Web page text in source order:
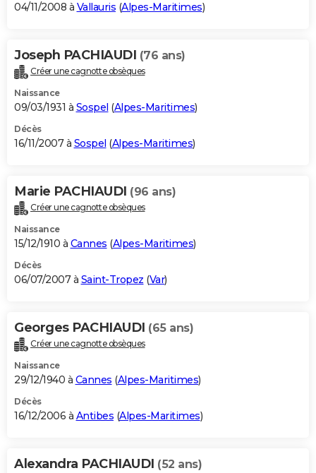
04/11/2008 à Vallauris (Alpes-Maritimes)
Joseph PACHIAUDI (76 ans)
Créer une cagnotte obsèques
Naissance
09/03/1931 à Sospel (Alpes-Maritimes)
Décès
16/11/2007 à Sospel (Alpes-Maritimes)
Marie PACHIAUDI (96 ans)
Créer une cagnotte obsèques
Naissance
15/12/1910 à Cannes (Alpes-Maritimes)
Décès
06/07/2007 à Saint-Tropez (Var)
Georges PACHIAUDI (65 ans)
Créer une cagnotte obsèques
Naissance
29/12/1940 à Cannes (Alpes-Maritimes)
Décès
16/12/2006 à Antibes (Alpes-Maritimes)
Alexandra PACHIAUDI (52 ans)